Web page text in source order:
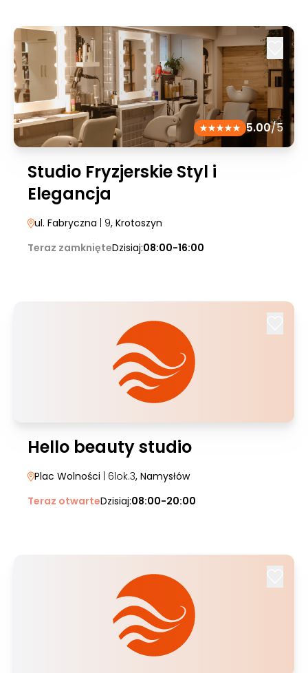
5.00/5
Studio Fryzjerskie Styl i
Elegancja
ul. Fabryczna | 9, Krotoszyn
Teraz zamknięteDzisiaj:08:00-16:00
Hello beauty studio
Plac Wolności | 6lok.3, Namysłów
Teraz otwarteDzisiaj:08:00-20:00